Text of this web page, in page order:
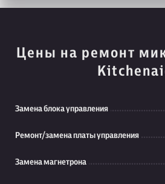
Цены на ремонт
Замена блока управления
Ремонт/замена платы управления
Замена магнетрона